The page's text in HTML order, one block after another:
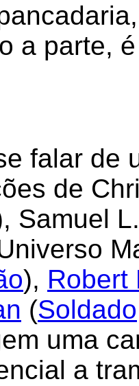
a parte,
falar de
de
Samuel
), Robert
(Soldado
uma
a